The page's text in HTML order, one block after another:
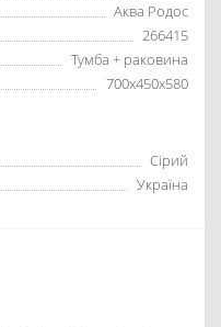
Аква Родос
266415
Тумба + раковина
700x450x580
Сірий
Україна